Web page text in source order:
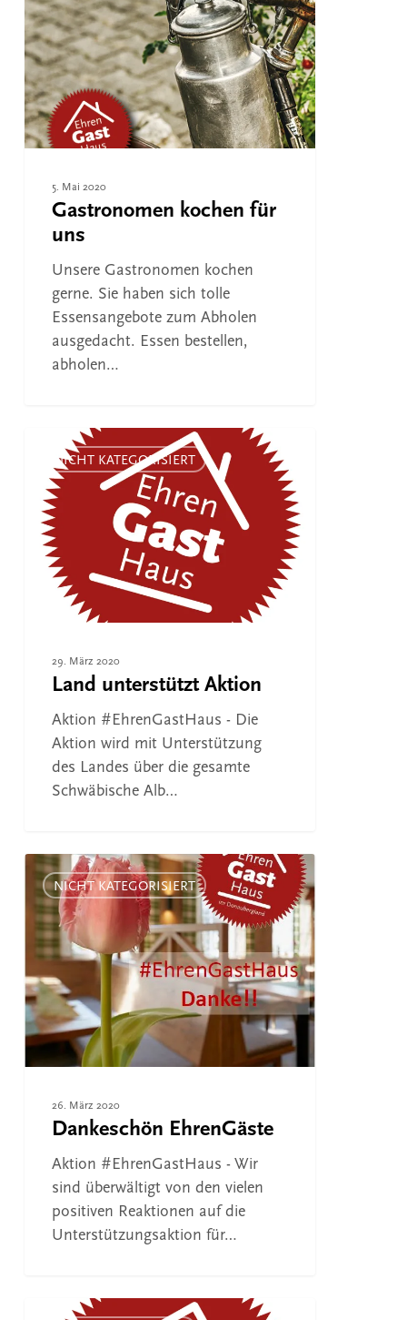
für
uns
5. Mai 2020
Gastronomen kochen für
uns
Unsere Gastronomen kochen
gerne. Sie haben sich tolle
Essensangebote zum Abholen
ausgedacht. Essen bestellen,
abholen…
unterstützt
Aktion
NICHT KATEGORISIERT
29. März 2020
Land unterstützt Aktion
Aktion #EhrenGastHaus - Die
Aktion wird mit Unterstützung
des Landes über die gesamte
Schwäbische Alb…
Dankeschön
EhrenGäste
NICHT KATEGORISIERT
26. März 2020
Dankeschön EhrenGäste
Aktion #EhrenGastHaus - Wir
sind überwältigt von den vielen
positiven Reaktionen auf die
Unterstützungsaktion für…
Gutschein-